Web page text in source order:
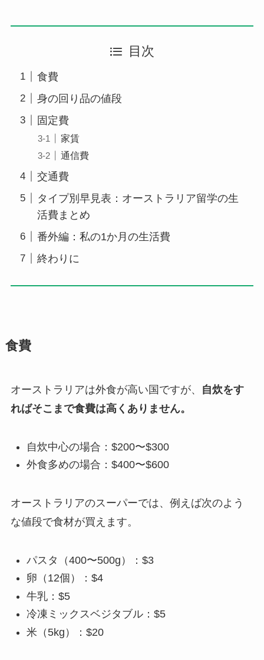
目次
食費
身の回り品の値段
固定費
家賃
通信費
交通費
タイプ別早見表：オーストラリア留学の生
活費まとめ
番外編：私の1か月の生活費
終わりに
食費
オーストラリアは外食が高い国ですが、
自炊をす
ればそこまで食費は高くありません。
自炊中心の場合：$200〜$300
外食多めの場合：$400〜$600
オーストラリアのスーパーでは、例えば次のよう
な値段で食材が買えます。
パスタ（400〜500g）：$3
卵（12個）：$4
牛乳：$5
冷凍ミックスベジタブル：$5
米（5kg）：$20